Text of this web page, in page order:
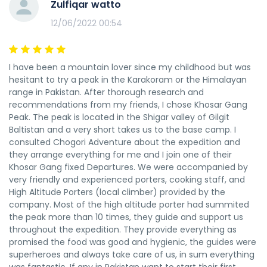
5-6 ชั่วโมงเพื่อไปถึงยอดเขา ส่วนนี้ส่วนใหญ่เป็นเนินหิมะที่
มีมุมพร้อมกับผนังหิมะแนวตั้งประมาณ 90m ซึ่งต้องการ
เป็นการปีนเขาที่มีระดับปานกลางในใจกลางของ
Karakoram พร้อมกับส่วนที่มีเทคนิค 90-100 m เหนือค่าย
Zulfiqar watto
12/06/2022 00:54
I have been a mountain lover since my childhood but was
hesitant to try a peak in the Karakoram or the Himalayan
range in Pakistan. After thorough research and
recommendations from my friends, I chose Khosar Gang
Peak. The peak is located in the Shigar valley of Gilgit
Baltistan and a very short takes us to the base camp. I
consulted Chogori Adventure about the expedition and
they arrange everything for me and I join one of their
Khosar Gang fixed Departures. We were accompanied by
very friendly and experienced porters, cooking staff, and
High Altitude Porters (local climber) provided by the
company. Most of the high altitude porter had summited
the peak more than 10 times, they guide and support us
throughout the expedition. They provide everything as
promised the food was good and hygienic, the guides were
superheroes and always take care of us, in sum everything